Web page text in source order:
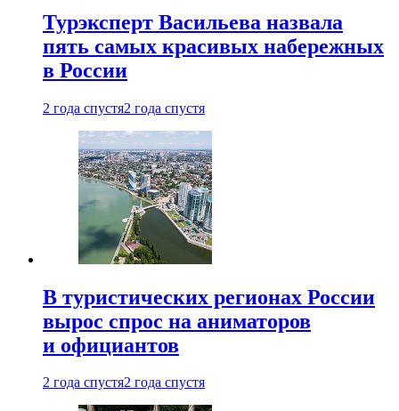
Турэксперт Васильева назвала
пять самых красивых набережных
в России
2 года спустя2 года спустя
В туристических регионах России
вырос спрос на аниматоров
и официантов
2 года спустя2 года спустя